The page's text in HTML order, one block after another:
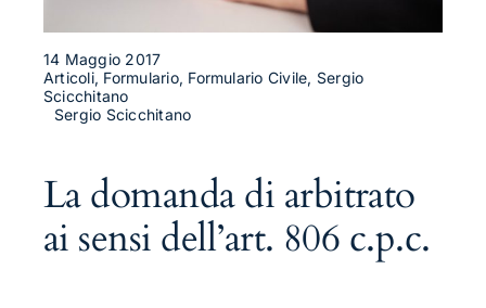
14 Maggio 2017
Articoli, Formulario, Formulario Civile, Sergio
Scicchitano
Sergio Scicchitano
La domanda di arbitrato
ai sensi dell’art. 806 c.p.c.